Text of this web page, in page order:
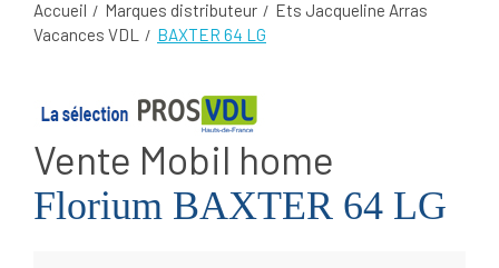
Accueil Marques distributeur
Ets Jacqueline Arras
Vacances VDL
BAXTER 64 LG
Vente Mobil home
Florium BAXTER 64 LG